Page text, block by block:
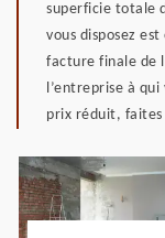
superficie totale
vous disposez
facture finale de
l’entreprise à
prix réduit, faites